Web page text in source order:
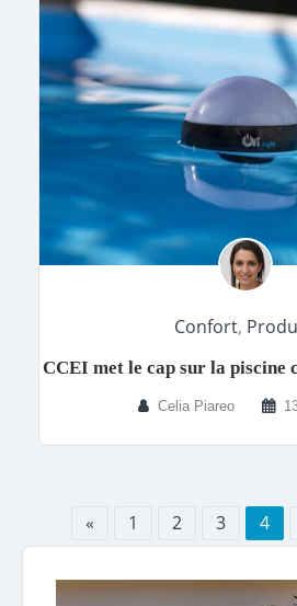
Confort,
CCEI met le cap sur la piscine
Celia Piareo
« 1 2 3 4